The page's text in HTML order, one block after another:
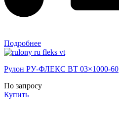
Подробнее
Рулон РУ-ФЛЕКС ВТ 03×1000-60
По запросу
Купить